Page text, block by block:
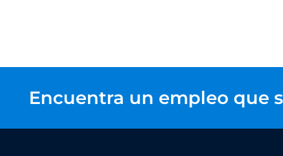
Encuentra un empleo que